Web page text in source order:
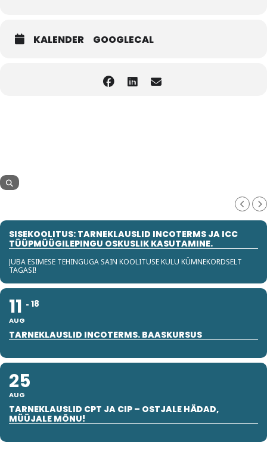
KALENDER GOOGLECAL
SISEKOOLITUS: TARNEKLAUSLID INCOTERMS JA ICC
TÜÜPMÜÜGILEPINGU OSKUSLIK KASUTAMINE.
JUBA ESIMESE TEHINGUGA SAIN KOOLITUSE KULU KÜMNEKORDSELT
TAGASI!
11
AUG
18
TARNEKLAUSLID INCOTERMS. BAASKURSUS
25
AUG
TARNEKLAUSLID CPT JA CIP – OSTJALE HÄDAD,
MÜÜJALE MÕNU!